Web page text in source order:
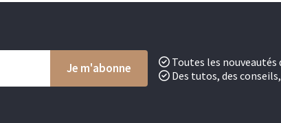
Toutes les nouveautés
Des tutos, des conseils,